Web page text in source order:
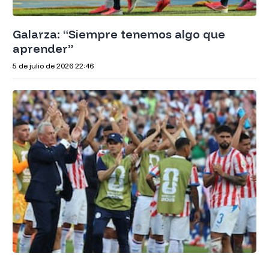
Galarza: “Siempre tenemos algo que
aprender”
5 de julio de 2026 22:46